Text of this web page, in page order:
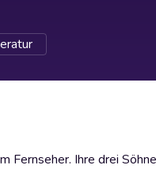
Ihre drei